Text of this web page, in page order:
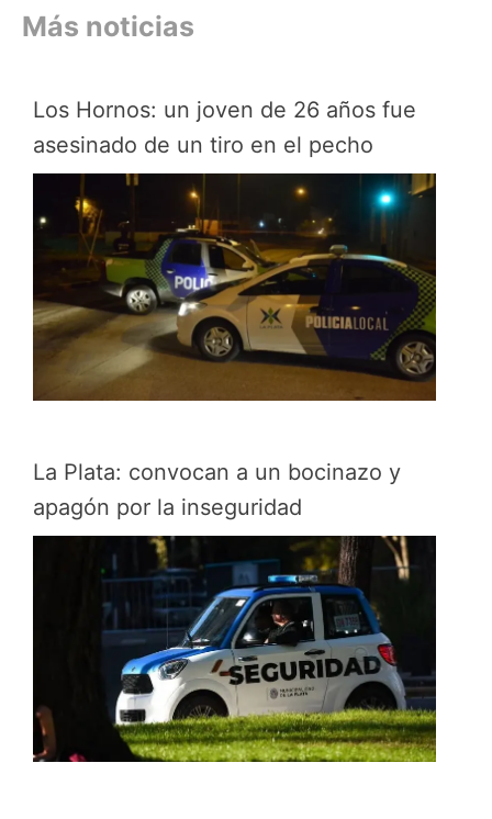
Más noticias
Los Hornos: un joven de 26 años fue
asesinado de un tiro en el pecho
La Plata: convocan a un bocinazo y
apagón por la inseguridad